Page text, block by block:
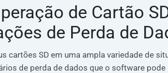
de Cartão
de Perda de
cartões SD em uma ampla variedade de
de perda de dados que o software pode